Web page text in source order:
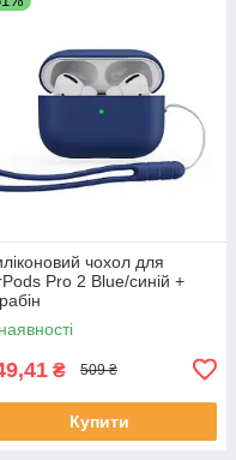
чохол для
Pro 2 Blue/синій +
₴ 509 ₴
Купити